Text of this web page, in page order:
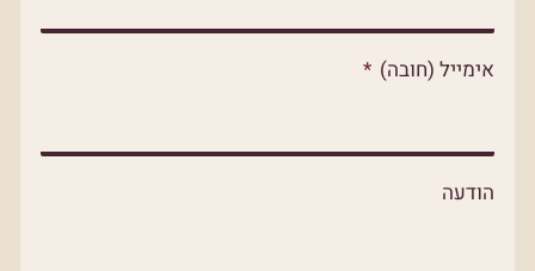
k
e
p
אימייל (חובה)
הודעה